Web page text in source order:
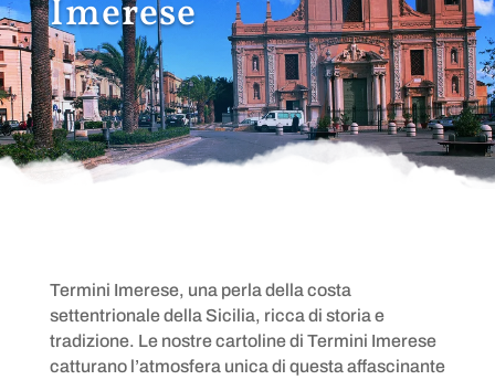
Imerese
Termini Imerese, una perla della costa
settentrionale della Sicilia, ricca di storia e
tradizione. Le nostre cartoline di Termini Imerese
catturano l’atmosfera unica di questa affascinante